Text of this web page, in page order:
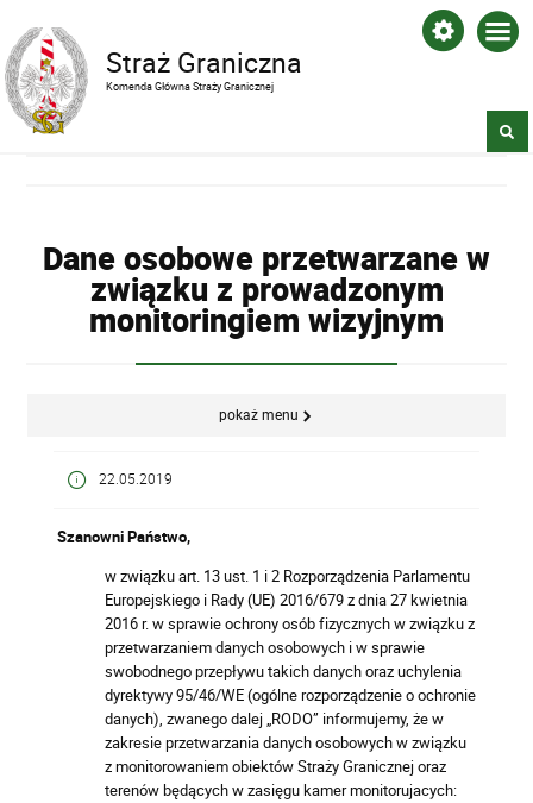
Straż Graniczna
Komenda Główna Straży Granicznej
Dane osobowe przetwarzane w
związku z prowadzonym
monitoringiem wizyjnym
pokaż menu
22.05.2019
Szanowni Państwo,
w związku art. 13 ust. 1 i 2 Rozporządzenia Parlamentu
Europejskiego i Rady (UE) 2016/679 z dnia 27 kwietnia
2016 r. w sprawie ochrony osób fizycznych w związku z
przetwarzaniem danych osobowych i w sprawie
swobodnego przepływu takich danych oraz uchylenia
dyrektywy 95/46/WE (ogólne rozporządzenie o ochronie
danych), zwanego dalej „RODO” informujemy, że w
zakresie przetwarzania danych osobowych w związku
z monitorowaniem obiektów Straży Granicznej oraz
terenów będących w zasięgu kamer monitorujacych: